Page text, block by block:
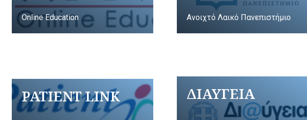
Online Education Ανοιχτό Λαικό Πανεπιστήμιο
PATIENT LINK ΔΙΑΥΓΕΙΑ